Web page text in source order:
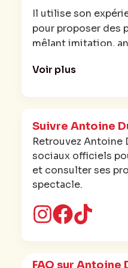
rencontres et ses
Il utilise son
pour proposer des
mêlant imitation,
s’appuyant sur le
scène.
Voir plus
Suivre Antoine
Retrouvez Antoine
sociaux officiels
et consulter ses
spectacle.
FAQ sur Antoine